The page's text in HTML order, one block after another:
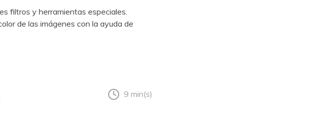
filtros y herramientas especiales.
de las imágenes con la ayuda de
9 min(s)